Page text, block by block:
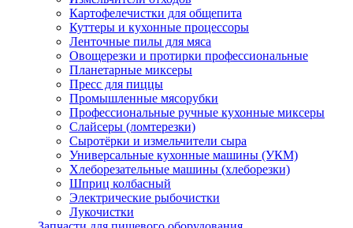
Картофелечистки для общепита
Куттеры и кухонные процессоры
Ленточные пилы для мяса
Овощерезки и протирки профессиональные
Планетарные миксеры
Пресс для пиццы
Промышленные мясорубки
Профессиональные ручные кухонные миксеры
Слайсеры (ломтерезки)
Сыротёрки и измельчители сыра
Универсальные кухонные машины (УКМ)
Хлеборезательные машины (хлеборезки)
Шприц колбасный
Электрические рыбочистки
Лукочистки